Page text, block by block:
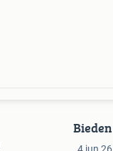
Bieden